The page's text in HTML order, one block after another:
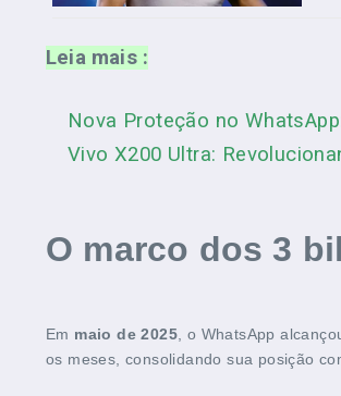
Leia mais :
Nova Proteção no
Vivo X200 Ultra:
O marco dos 3
Em maio de 2025 , o WhatsApp
os meses, consolidando sua posição